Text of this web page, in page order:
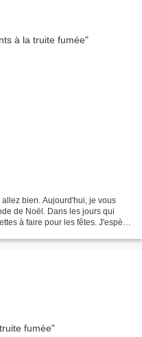
bien. Aujourd'hui, je vous
de Noël. Dans les jours qui
à faire pour les fêtes. J'espère